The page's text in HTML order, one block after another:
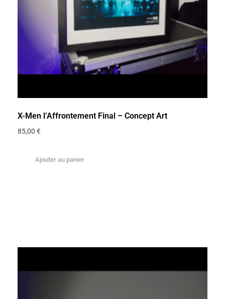
X-Men l’Affrontement Final – Concept Art
85,00 €
Ajouter au panier